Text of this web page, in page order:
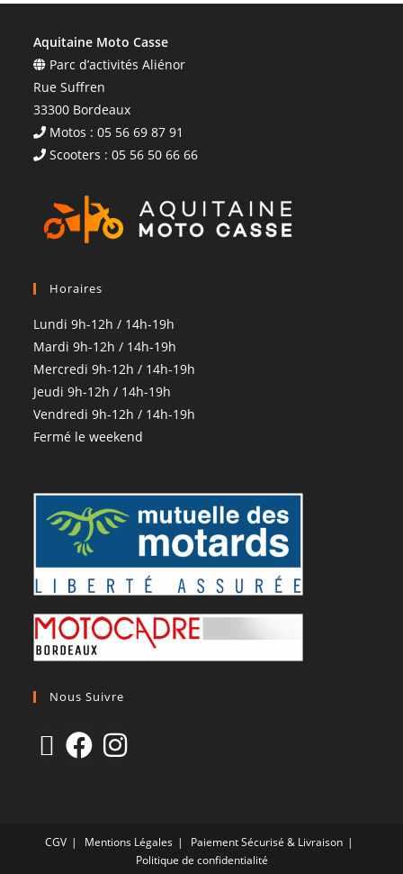
Aquitaine Moto Casse
Parc d’activités Aliénor
Rue Suffren
33300 Bordeaux
Motos : 05 56 69 87 91
Scooters : 05 56 50 66 66
Horaires
Lundi 9h-12h / 14h-19h
Mardi 9h-12h / 14h-19h
Mercredi 9h-12h / 14h-19h
Jeudi 9h-12h / 14h-19h
Vendredi 9h-12h / 14h-19h
Fermé le weekend
Nous Suivre
CGV Mentions Légales
Paiement Sécurisé & Livraison
Politique de confidentialité